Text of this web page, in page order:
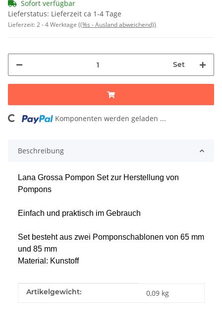
Sofort verfügbar
Lieferstatus: Lieferzeit ca 1-4 Tage
Lieferzeit:2 - 4 Werktage ((%s - Ausland abweichend))
Set
Komponenten werden geladen ...
Beschreibung
Lana Grossa Pompon Set zur Herstellung von
Pompons
Einfach und praktisch im Gebrauch
Set besteht aus zwei Pomponschablonen von 65 mm
und 85 mm
Material: Kunstoff
Produkteigenschaft
Wert
Artikelgewicht: 0,09 kg